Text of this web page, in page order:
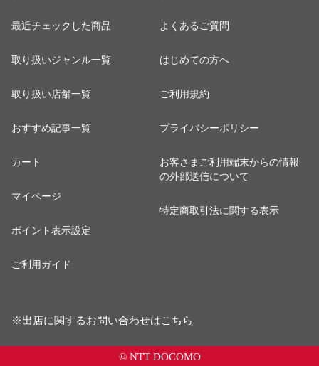
最近チェックした商品
取り扱いジャンル一覧
取り扱い店舗一覧
おすすめ記事一覧
カート
マイページ
ポイント表示設定
ご利用ガイド
よくあるご質問
はじめての方へ
ご利用規約
プライバシーポリシー
お客さまご利用端末からの情報
の外部送信について
特定商取引法に関する表示
※出店に関するお問い合わせはこちら
© NTT DOCOMO